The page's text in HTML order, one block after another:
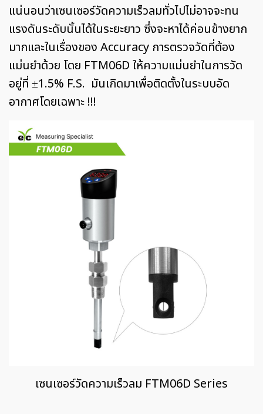
แน่นอนว่าเซนเซอร์วัดความเร็วลมทั่วไปไม่อาจจะทน
แรงดันระดับนั้นได้ในระยะยาว ซึ่งจะหาได้ค่อนข้างยาก
มากและในเรื่องของ Accuracy การตรวจวัดที่ต้อง
แม่นยำด้วย โดย FTM06D ให้ความแม่นยำในการวัด
อยู่ที่ ±1.5% F.S. มันเกิดมาเพื่อติดตั้งในระบบอัด
อากาศโดยเฉพาะ !!!
เซนเซอร์วัดความเร็วลม FTM06D Series